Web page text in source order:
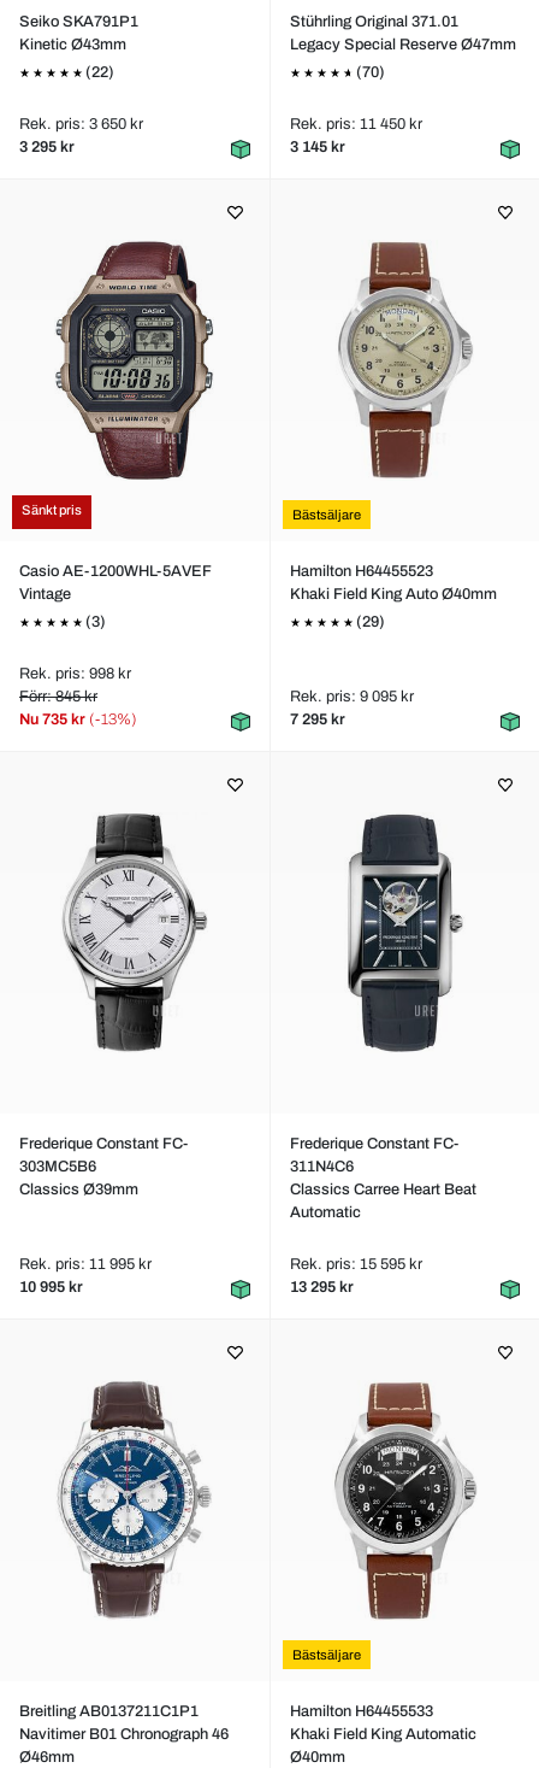
Seiko SKA791P1
Kinetic Ø43mm
(22)
Rek. pris: 3 650 kr
3 295 kr
Stührling Original 371.01
Legacy Special Reserve Ø47mm
(70)
Rek. pris: 11 450 kr
3 145 kr
Sänkt pris
Casio AE-1200WHL-5AVEF
Vintage
(3)
Rek. pris: 998 kr
Förr: 845 kr
Nu 735 kr (-13%)
Bästsäljare
Hamilton H64455523
Khaki Field King Auto Ø40mm
(29)
Rek. pris: 9 095 kr
7 295 kr
Frederique Constant FC-
303MC5B6
Classics Ø39mm
Rek. pris: 11 995 kr
10 995 kr
Frederique Constant FC-
311N4C6
Classics Carree Heart Beat
Automatic
Rek. pris: 15 595 kr
13 295 kr
Breitling AB0137211C1P1
Navitimer B01 Chronograph 46
Ø46mm
Bästsäljare
Hamilton H64455533
Khaki Field King Automatic
Ø40mm